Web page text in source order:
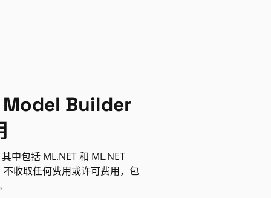
Model Builder
中包括 ML.NET 和 ML.NET
收取任何费用或许可费用，包